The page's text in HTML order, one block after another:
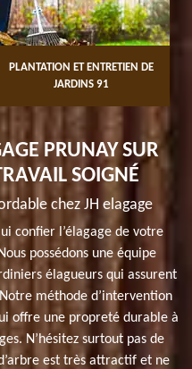
PLANTATION ET ENTRETIEN DE
JARDINS 91
PRUNAY SUR
SOIGNÉ
chez JH elagage
confier l’élagage de votre
possédons une équipe
élagueurs qui assurent
méthode d’intervention
offre une propreté durable à
N’hésitez surtout pas de
est très attractif et ne